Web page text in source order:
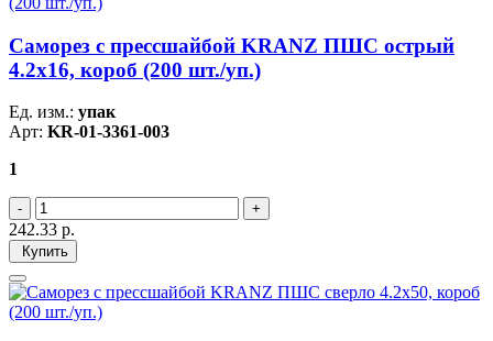
Саморез с прессшайбой KRANZ ПШС острый
4.2х16, короб (200 шт./уп.)
Ед. изм.: упак
Арт: KR-01-3361-003
1
242.33 р.
Купить